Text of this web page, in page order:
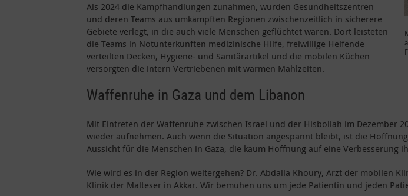
Als 2024 die Kampfhandlungen zunahmen, wurden Gesundheitszentren
und deren Teams aus umkämpften Regionen zwischenzeitlich in sicherere
Gebiete verlegt, in die auch viele Menschen geflüchtet waren. Dort leisteten
die Teams in Notunterkünften medizinische Hilfe, freiwillige Helfende
verteilten Decken, Hygiene- und Sanitärartikel und die mobilen Küchen
versorgten die intern Vertriebenen mit warmen Mahlzeiten.
Waffenruhe in Gaza und dem Libanon
Mit Eintreten der Waffenruhe zwischen Israel und der Hisbollah im Dezember
wieder aufnehmen. Auch wenn die Situation angespannt bleibt, ist die
Aussicht für die Menschen in Gaza, die kaum Hoffnung auf eine Verbesserung
Wie wird es in der Region weitergehen? Dr. Abdalla Khoury, Arzt der mobilen
Klinik der Malteser in Akkar. Wir bemühen uns um jede Patientin und jeden